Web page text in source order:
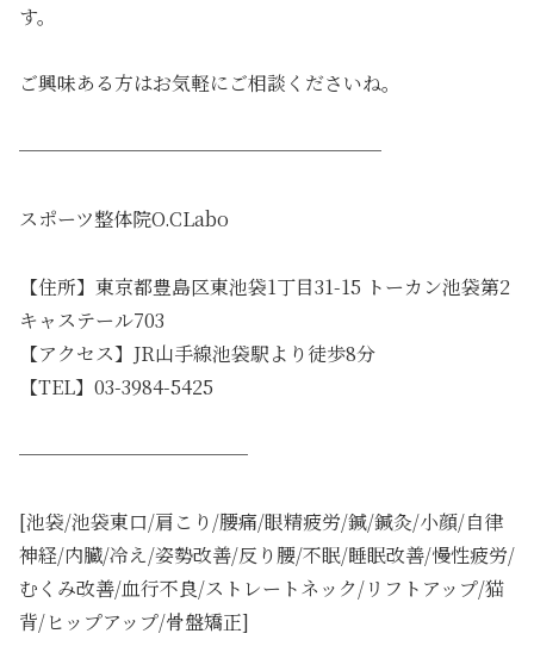
す。
ご興味ある方はお気軽にご相談くださいね。
───────────────────
スポーツ整体院O.CLabo
【住所】東京都豊島区東池袋1丁目31-15 トーカン池袋第2
キャステール703
【アクセス】JR山手線池袋駅より徒歩8分
【TEL】03-3984-5425
────────────
[池袋/池袋東口/肩こり/腰痛/眼精疲労/鍼/鍼灸/小顔/自律
神経/内臓/冷え/姿勢改善/反り腰/不眠/睡眠改善/慢性疲労/
むくみ改善/血行不良/ストレートネック/リフトアップ/猫
背/ヒップアップ/骨盤矯正]